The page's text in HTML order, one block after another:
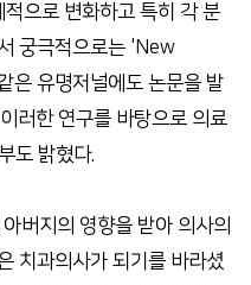
으로 변화하고 특히 각 분
궁극적으로는 'New
유명저널에도 논문을 발
러한 연구를 바탕으로 의료
도 밝혔다.
버지의 영향을 받아 의사의
치과의사가 되기를 바라셨